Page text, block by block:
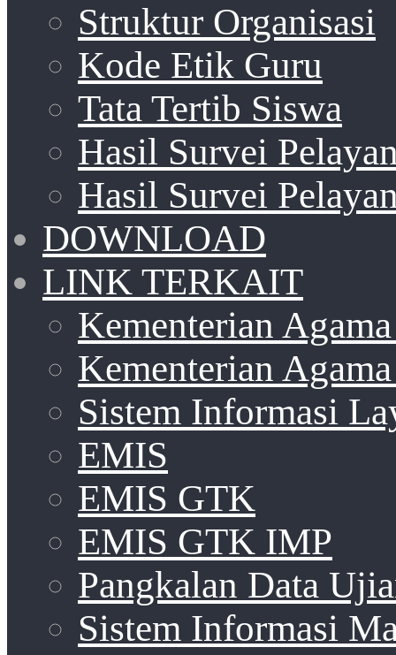
Struktur Organisasi
Kode Etik Guru
Tata Tertib Siswa
Hasil Survei
Hasil Survei
DOWNLOAD
LINK TERKAIT
Kementerian
Kementerian
Sistem Informasi
EMIS
EMIS GTK
EMIS GTK IMP
Pangkalan Data
Sistem Informasi